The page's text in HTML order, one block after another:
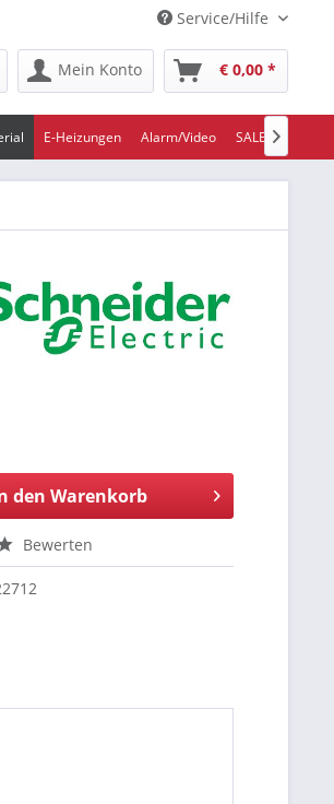
Service/Hilfe
Mein Konto € 0,00 *
E-Heizungen Alarm/Video SALE/ 
den Warenkorb
Bewerten